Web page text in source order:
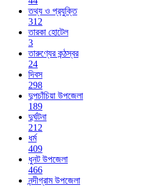
তথ্য ও প্রযুক্তি
312
তারকা হোটেল
3
তারুণ্যের কন্ঠস্বর
24
দিবস
298
দুপচাঁচিয়া উপজেলা
189
দুর্ঘটনা
212
ধর্ম
409
ধুনট উপজেলা
466
নন্দীগ্রাম উপজেলা